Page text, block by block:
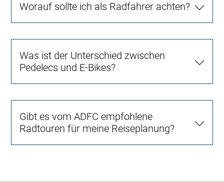
Worauf sollte ich als Radfahrer achten?
Was ist der Unterschied zwischen
Pedelecs und E-Bikes?
Gibt es vom ADFC empfohlene
Radtouren für meine Reiseplanung?